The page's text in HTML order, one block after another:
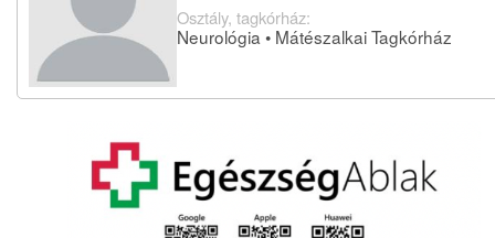
Osztály, tagkórház:
Neurológia • Mátészalkai Tagkórház